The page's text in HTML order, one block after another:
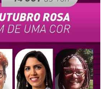
TikTok Whatsapp